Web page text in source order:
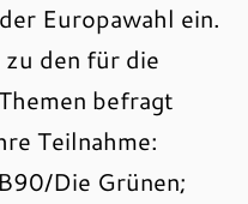
Europawahl ein.
den für die
befragt
Teilnahme:
Die Grünen;